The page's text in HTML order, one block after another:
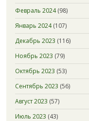
Февраль 2024(98)
Январь 2024(107)
Декабрь 2023 (116)
Ноябрь 2023 (79)
Октябрь 2023 (53)
Сентябрь 2023 (56)
Август 2023 (57)
Июль 2023 (43)